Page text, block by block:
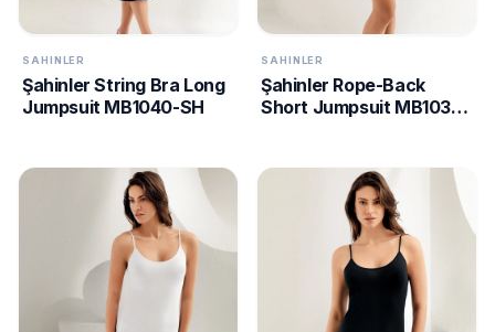
SAHINLER
Şahinler String Bra Long
Jumpsuit MB1040-SH
SAHINLER
Şahinler Rope-Back
Short Jumpsuit MB1039-